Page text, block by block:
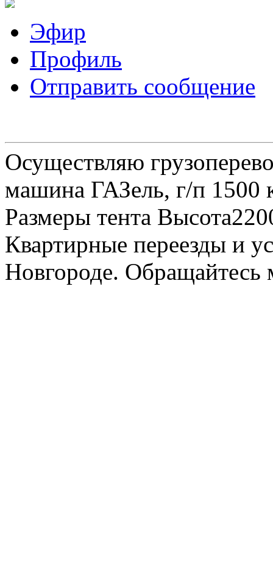
Эфир
Профиль
Отправить сообщение
Осуществляю
машина ГАЗель, г/п 1500
Размеры тента
Квартирные переезды и
Новгороде.